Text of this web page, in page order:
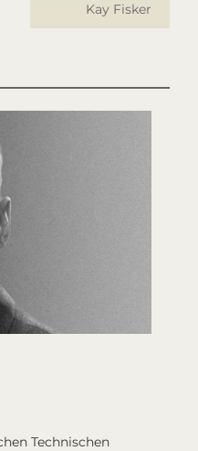
Kay Fisker
Technischen